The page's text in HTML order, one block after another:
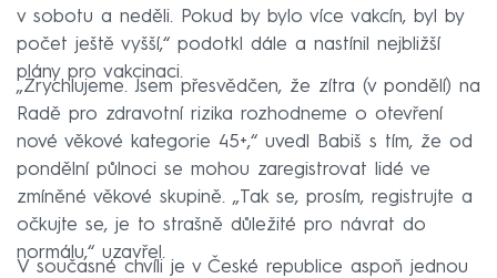
v sobotu a neděli. Pokud by bylo více vakcín, byl by
počet ještě vyšší,“ podotkl dále a nastínil nejbližší
plány pro vakcinaci.
„Zrychlujeme. Jsem přesvědčen, že zítra (v pondělí) na
Radě pro zdravotní rizika rozhodneme o otevření
nové věkové kategorie 45+,“ uvedl Babiš s tím, že od
pondělní půlnoci se mohou zaregistrovat lidé ve
zmíněné věkové skupině. „Tak se, prosím, registrujte a
očkujte se, je to strašně důležité pro návrat do
normálu,“ uzavřel.
V současné chvíli je v České republice aspoň jednou